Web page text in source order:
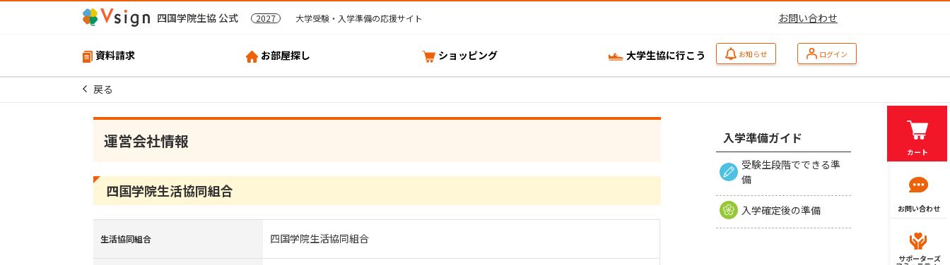
四国学院生協 公式 2027 大学受験・入学準備の応援サイト お問い合わせ
資料請求 お部屋探し ショッピング 大学生協に行こう お知らせ ログイン
戻る
運営会社情報
四国学院生活協同組合
生活協同組合 四国学院生活協同組合
入学準備ガイド
受験生段階でできる準
備
入学確定後の準備
カート
お問い合わせ
サポーターズ